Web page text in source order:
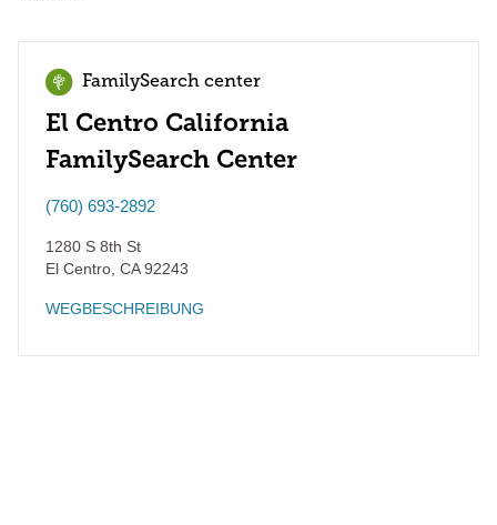
FamilySearch center
El Centro California
FamilySearch Center
(760) 693-2892
1280 S 8th St
El Centro CA92243
WEGBESCHREIBUNG